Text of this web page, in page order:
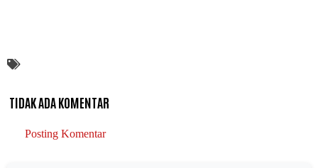
TIDAK ADA KOMENTAR
Posting Komentar